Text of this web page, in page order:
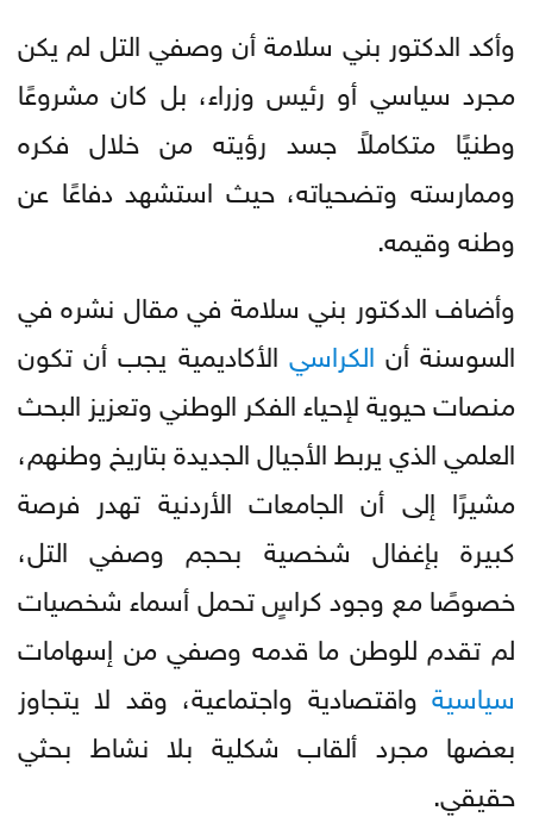
وأكد الدكتور بني سلامة أن وصفي التل لم يكن
مجرد سياسي أو رئيس وزراء، بل كان مشروعًا
وطنيًا متكاملاً جسد رؤيته من خلال فكره
وممارسته وتضحياته، حيث استشهد دفاعًا عن
وطنه وقيمه.
وأضاف الدكتور بني سلامة في مقال نشره في
السوسنة أن الكراسي الأكاديمية يجب أن تكون
منصات حيوية لإحياء الفكر الوطني وتعزيز البحث
العلمي الذي يربط الأجيال الجديدة بتاريخ وطنهم،
مشيرًا إلى أن الجامعات الأردنية تهدر فرصة
كبيرة بإغفال شخصية بحجم وصفي التل،
خصوصًا مع وجود كراسٍ تحمل أسماء شخصيات
لم تقدم للوطن ما قدمه وصفي من إسهامات
سياسية واقتصادية واجتماعية، وقد لا يتجاوز
بعضها مجرد ألقاب شكلية بلا نشاط بحثي
حقيقي.